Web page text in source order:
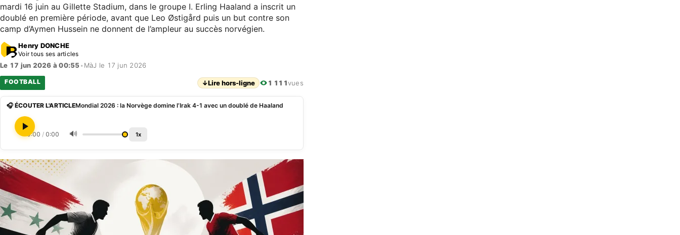
mardi 16 juin au Gillette Stadium, dans le groupe I. Erling Haaland a inscrit un
doublé en première période, avant que Leo Østigård puis un but contre son
camp d’Aymen Hussein ne donnent de l’ampleur au succès norvégien.
Henry DONCHE
Voir tous ses articles
Le 17 jun 2026 à 00:55 • MàJ le 17 jun 2026
FOOTBALL ↓Lire hors-ligne 1 111vues
🎧 ÉCOUTER L'ARTICLEMondial 2026 : la Norvège domine l’Irak 4-1 avec un doublé de Haaland
0:00 / 0:00 🔊 1x